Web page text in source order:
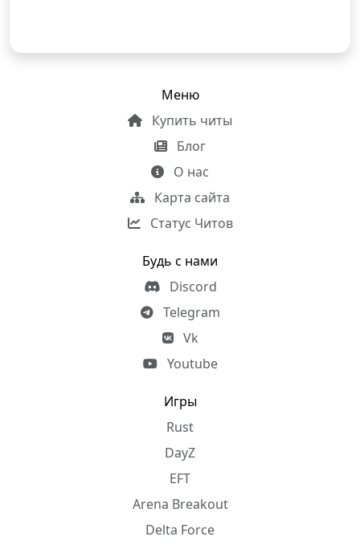
Меню
Купить читы
Блог
О нас
Карта сайта
Статус Читов
Будь с нами
Discord
Telegram
Vk
Youtube
Игры
Rust
DayZ
EFT
Arena Breakout
Delta Force